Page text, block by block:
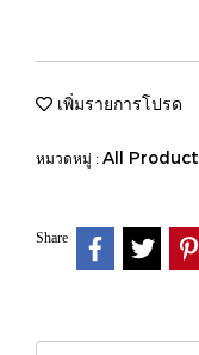
เพิ่มรายการโปรด
หมวดหมู่ : All Product
Share